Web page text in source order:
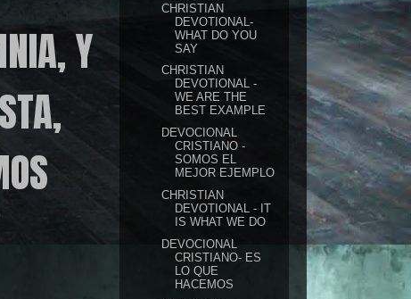
Y
CHRISTIAN
DEVOTIONAL-
WHAT DO YOU
SAY
CHRISTIAN
DEVOTIONAL -
WE ARE THE
BEST EXAMPLE
DEVOCIONAL
CRISTIANO -
SOMOS EL
MEJOR EJEMPLO
CHRISTIAN
DEVOTIONAL - IT
IS WHAT WE DO
DEVOCIONAL
CRISTIANO- ES
LO QUE
HACEMOS